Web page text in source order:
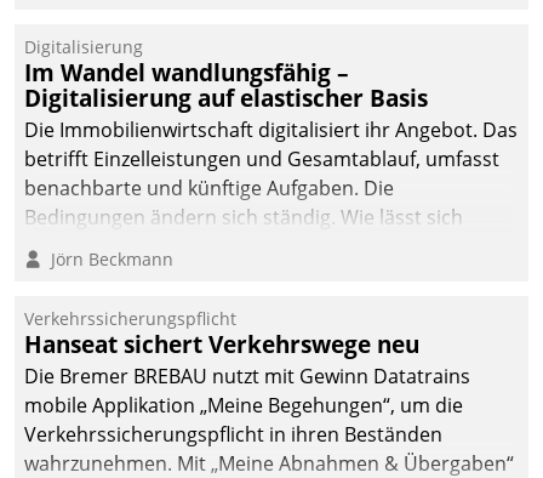
Digitalisierung
Im Wandel wandlungsfähig –
Digitalisierung auf elastischer Basis
Die Immobilienwirtschaft digitalisiert ihr Angebot. Das
betrifft Einzelleistungen und Gesamtablauf, umfasst
benachbarte und künftige Aufgaben. Die
Bedingungen ändern sich ständig. Wie lässt sich
technisch die Kontrolle wahren und zugleich Freiraum
fürs Wachsen öffnen?
Jörn Beckmann
Verkehrssicherungspflicht
Hanseat sichert Verkehrswege neu
Die Bremer BREBAU nutzt mit Gewinn Datatrains
mobile Applikation „Meine Begehungen“, um die
Verkehrssicherungspflicht in ihren Beständen
wahrzunehmen. Mit „Meine Abnahmen & Übergaben“